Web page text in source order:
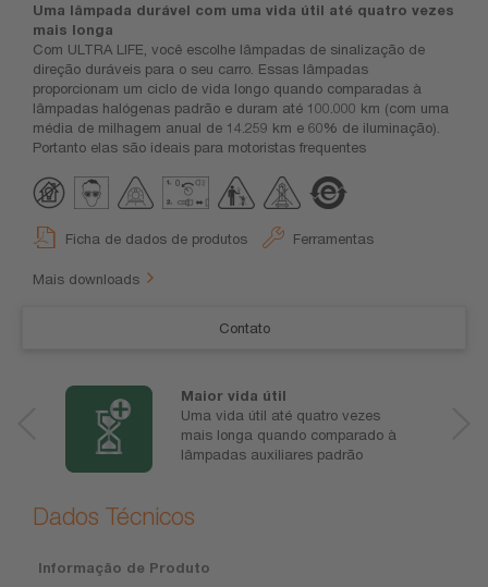
Uma lâmpada durável com uma vida útil até quatro vezes
mais longa
Com ULTRA LIFE, você escolhe lâmpadas de sinalização de
direção duráveis para o seu carro. Essas lâmpadas
proporcionam um ciclo de vida longo quando comparadas à
lâmpadas halógenas padrão e duram até 100.000 km (com uma
média de milhagem anual de 14.259 km e 60% de iluminação).
Portanto elas são ideais para motoristas frequentes
Ficha de dados de produtos Ferramentas
Mais downloads
Contato
Maior vida útil
Uma vida útil até quatro vezes
mais longa quando comparado à
lâmpadas auxiliares padrão
Dados Técnicos
Informação de Produto